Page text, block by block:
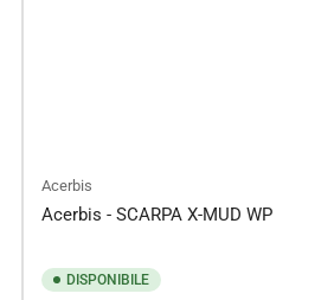
Acerbis
Acerbis - SCARPA X-MUD WP
DISPONIBILE